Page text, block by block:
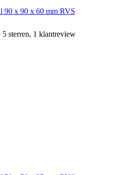
90 x 90 x 60 mm RVS
sterren, 1 klantreview